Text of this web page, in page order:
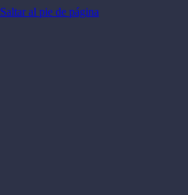
Saltar al pie de página